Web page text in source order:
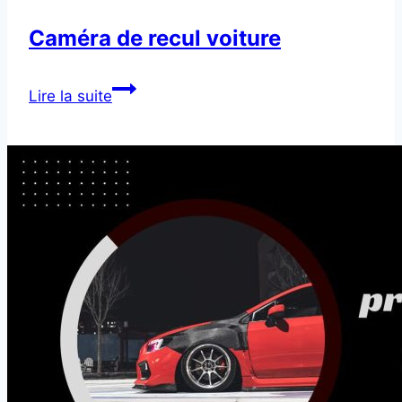
Caméra de recul voiture
Lire la suiteCaméra
voiture